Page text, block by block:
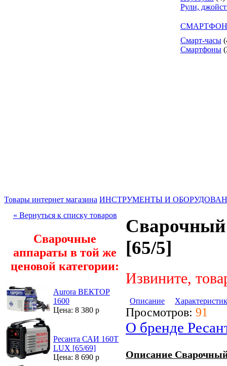
Рули,
Смарт-часы
Смартфоны
Товары интернет магазина ИНСТРУМЕНТЫ И
« Вернуться к списку товаров
Сварочные
аппараты в той же
ценовой категории:
Aurora ВЕКТОР
1600
Цена: 8 380 р
Ресанта САИ 160Т
LUX [65/69]
Цена: 8 690 р
Сварочный
[65/5]
Извините,
Описание
Просмотров: 91
О бренде
Описание